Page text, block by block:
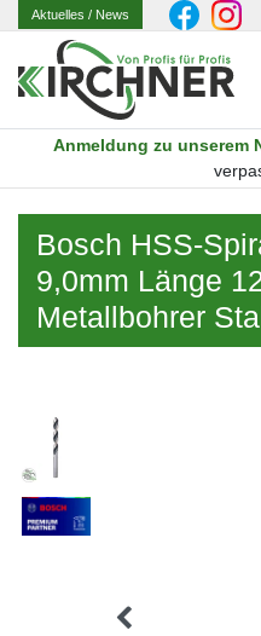
Aktuelles/ News
Anmeldung zu unserem
Bosch HSS-
9,0mm Länge
Metallbohrer